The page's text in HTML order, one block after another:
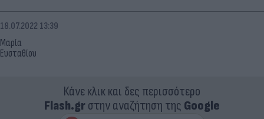
Μαρία
Ευσταθίου
18.07.2022 13:39
Κάνε κλικ και δες περισσότερο
Flash.grστην αναζήτηση της Google